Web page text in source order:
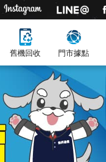
舊機回收 門市據點